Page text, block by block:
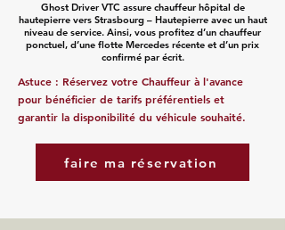
Ghost Driver VTC assure chauffeur hôpital de
hautepierre vers Strasbourg – Hautepierre avec un haut
niveau de service. Ainsi, vous profitez d’un chauffeur
ponctuel, d’une flotte Mercedes récente et d’un prix
confirmé par écrit.
Astuce : Réservez votre Chauffeur à l'avance
pour bénéficier de tarifs préférentiels et
garantir la disponibilité du véhicule souhaité.
faire ma réservation